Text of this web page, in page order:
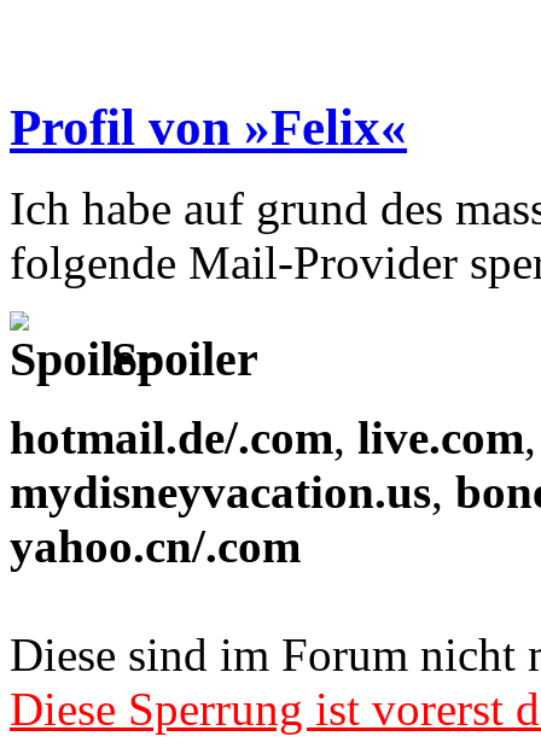
Profil von »Felix«
Ich habe auf grund des
folgende Mail-Provider
Spoiler
hotmail.de/.com, live.com
mydisneyvacation.us,
yahoo.cn/.com
Diese sind im Forum nicht
Diese Sperrung ist vorerst